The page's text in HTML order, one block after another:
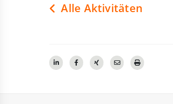
Alle Aktivitäten